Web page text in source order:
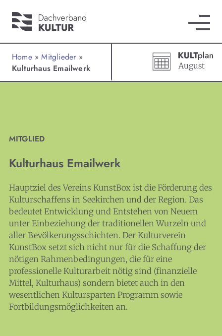
Home»Mitglieder »
Kulturhaus Emailwerk
August
MITGLIED
Kulturhaus Emailwerk
Hauptziel des Vereins KunstBox ist die Förderung des
Kulturschaffens in Seekirchen und der Region. Das
bedeutet Entwicklung und Entstehen von Neuem
unter Einbeziehung der traditionellen Wurzeln und
aller Bevölkerungsschichten. Der Kulturverein
KunstBox setzt sich nicht nur für die Schaffung der
nötigen Rahmenbedingungen, die für eine
professionelle Kulturarbeit nötig sind (finanzielle
Mittel, Kulturhaus) sondern bietet auch in den
wesentlichen Kultursparten Programm sowie
Fortbildungsmöglichkeiten an.